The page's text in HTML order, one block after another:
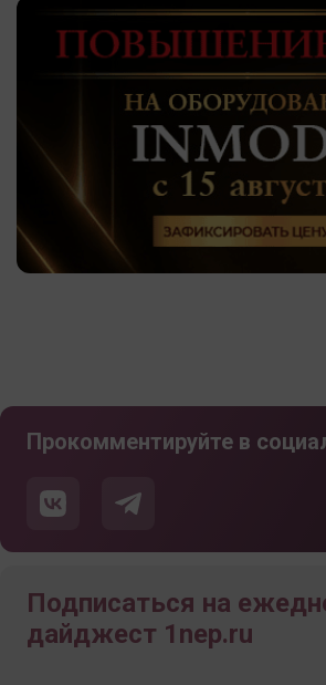
Прокомментируйте в
Подписаться на
дайджест 1nep.ru